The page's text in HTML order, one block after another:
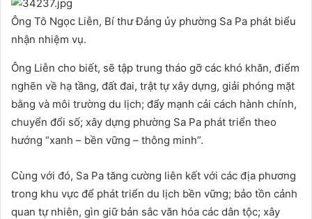
Ông Tô Ngọc Liễn, Bí thư Đảng ủy phường Sa Pa phát biểu
nhận nhiệm vụ.
Ông Liễn cho biết, sẽ tập trung tháo gỡ các khó khăn, điểm
nghẽn về hạ tầng, đất đai, trật tự xây dựng, giải phóng mặt
bằng và môi trường du lịch; đẩy mạnh cải cách hành chính,
chuyển đổi số; xây dựng phường Sa Pa phát triển theo
hướng “xanh – bền vững – thông minh”.
Cùng với đó, Sa Pa tăng cường liên kết với các địa phương
trong khu vực để phát triển du lịch bền vững; bảo tồn cảnh
quan tự nhiên, gìn giữ bản sắc văn hóa các dân tộc; xây